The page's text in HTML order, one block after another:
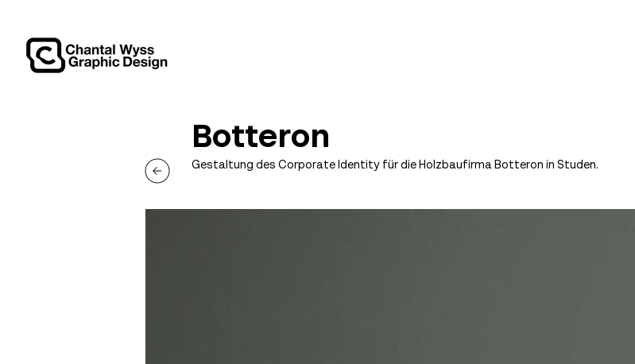
Botteron
Gestaltung des Corporate Identity für die Holzbaufirma Botteron in Studen.